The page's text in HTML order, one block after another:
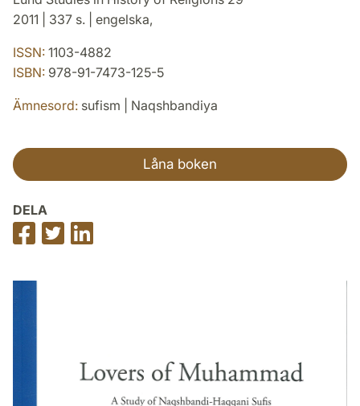
2011 | 337 s. | engelska,
ISSN: 1103-4882
ISBN: 978-91-7473-125-5
Ämnesord: sufism | Naqshbandiya
Låna boken
DELA
Dela
på
Dela
på
på